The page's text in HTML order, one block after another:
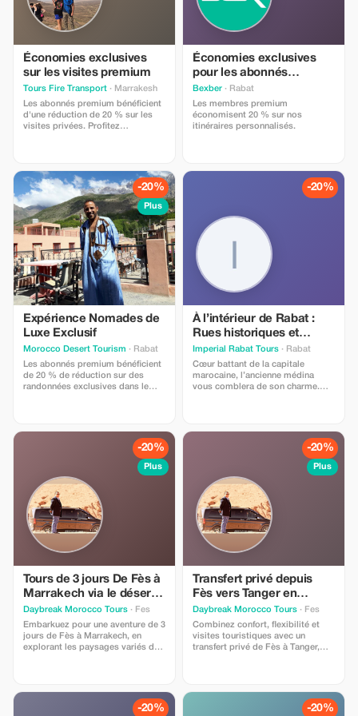
inspirante. Que vous recherchiez
une immersion culturelle, une
exploration artistique ou un
vous, cette expérience vous invite
à vous amuser, à vous relaxer et à
créer quelque chose de
significatif. Pendant une durée
réduction sur votre réservation et
offrez-vous (ou à un être cher) le
cadeau de la créativité. Créons
Économies exclusives
sur les visites premium
Tours Fire Transport · Marrakesh
Les abonnés premium bénéficient
d'une réduction de 20 % sur les
visites privées. Profitez
Économies exclusives
pour les abonnés
premium
Bexber · Rabat
Les membres premium
économisent 20 % sur nos
itinéraires personnalisés.
-20%
Plus
Expérience Nomades de
Luxe Exclusif
Morocco Desert Tourism · Rabat
Les abonnés premium bénéficient
de 20 % de réduction sur des
randonnées exclusives dans le
berbère et nomade.
-20%
À l’intérieur de Rabat :
Rues historiques et
secrets locaux avec un
guide touristique
Imperial Rabat Tours · Rabat
Cœur battant de la capitale
marocaine, l’ancienne médina
vous comblera de son charme.
étroites, ses murailles fortifiées,
sa kasbah et ses souks. Une
culture qui embrasse tous les
détails architecturaux, la vie
quotidienne des habitants ainsi
que les métiers d’art.
-20%
Plus
Tours de 3 jours De Fès à
Marrakech via le désert
du Sahara.
Daybreak Morocco Tours · Fes
Embarkuez pour une aventure de 3
jours de Fès à Marrakech, en
explorant les paysages variés du
de chameau sur les dunes dorées
de Merzouga, passez une nuit
magique dans un campement
-20%
Plus
Transfert privé depuis
Fès vers Tanger en
passant par
Chefchaouen
Daybreak Morocco Tours · Fes
Combinez confort, flexibilité et
visites touristiques avec un
transfert privé de Fès à Tanger,
moderne climatisé avec un
chauffeur professionnel et profitez
d'un trajet pittoresque à travers
-20% -20%